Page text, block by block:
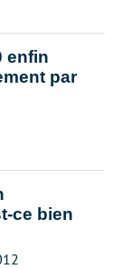
enfin
par
ce bien